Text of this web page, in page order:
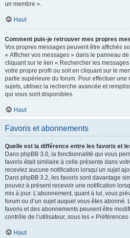
un membre ».
Haut
Comment puis-je retrouver mes propres
Vos propres messages peuvent être affichés
« Afficher vos messages » dans le panneau
cliquant sur le lien « Rechercher les
votre propre profil ou soit en cliquant sur le
partie supérieure du forum. Pour effectuer une
sujets, utilisez la recherche avancée et
qui vous sont disponibles.
Haut
Favoris et abonnements
Quelle est la différence entre les favoris et
Dans phpBB 3.0, la fonctionnalité qui vous
favoris était similaire à celle présente dans
receviez aucune notification lorsqu’un sujet
Dans phpBB 3.2, les favoris sont davantage
pouvez à présent recevoir une notification
mis à jour. L’abonnement, quant à lui, vous
forum ou d’un sujet auquel vous êtes abonné.
favoris et des abonnements peuvent être
contrôle de l’utilisateur, sous les « Préférences
Haut